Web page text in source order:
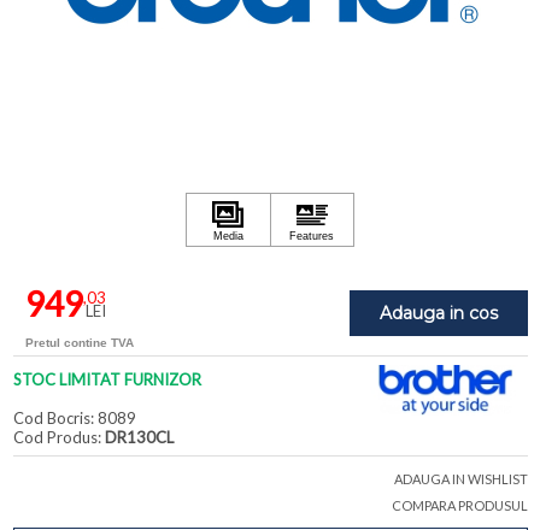
Adauga in cos
949,03
LEI
Pretul contine TVA
STOC LIMITAT FURNIZOR
Cod Bocris: 8089
Cod Produs: DR130CL
ADAUGA IN WISHLIST
COMPARA PRODUSUL